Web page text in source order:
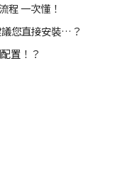
程 一次懂！
您直接安裝…？
置！？